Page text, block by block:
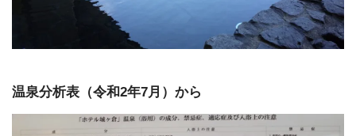
温泉分析表（令和2年7月）から